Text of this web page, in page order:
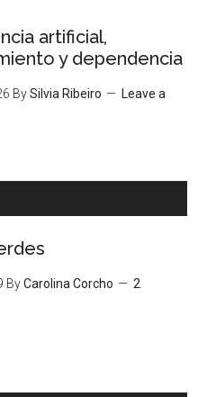
artificial,
y dependencia
BySilvia Ribeiro
Leave a
ByCarolina Corcho
2